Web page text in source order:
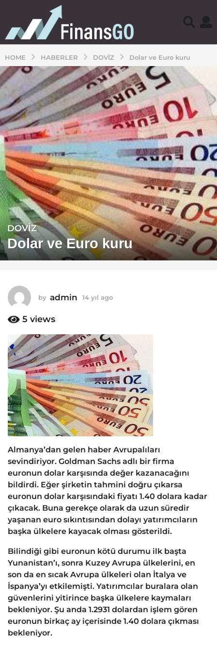
HOME HABERLER DOVIZ Dolar ve Euro kuru
1
4
a
g
1
y
ı
l
a
g
o
DOVIZ
Dolar ve Euro kuru
by admin 14 yıl ago
l
a
g
o
5 views
Almanya’dan gelen haber Avrupalıları
sevindiriyor. Goldman Sachs adlı bir firma
euronun dolar karşısında değer kazanacağını
bildirdi. Eğer şirketin tahmini doğru çıkarsa
euronun dolar karşısındaki fiyatı 1.40 dolara kadar
çıkacak. Buna gerekçe olarak da uzun süredir
yaşanan euro sıkıntısından dolayı yatırımcıların
başka ülkelere kayacak olması gösterildi.
Bilindiği gibi euronun kötü durumu ilk başta
Yunanistan’ı, sonra Kuzey Avrupa ülkelerini, en
son da en sıcak Avrupa ülkeleri olan İtalya ve
İspanya’yı etkilemişti. Yatırımcılar buralara olan
güvenlerini yitirince başka ülkelere kaymaları
bekleniyor. Şu anda 1.2931 dolardan işlem gören
euronun birkaç ay içerisinde 1.40 dolara çıkması
bekleniyor.